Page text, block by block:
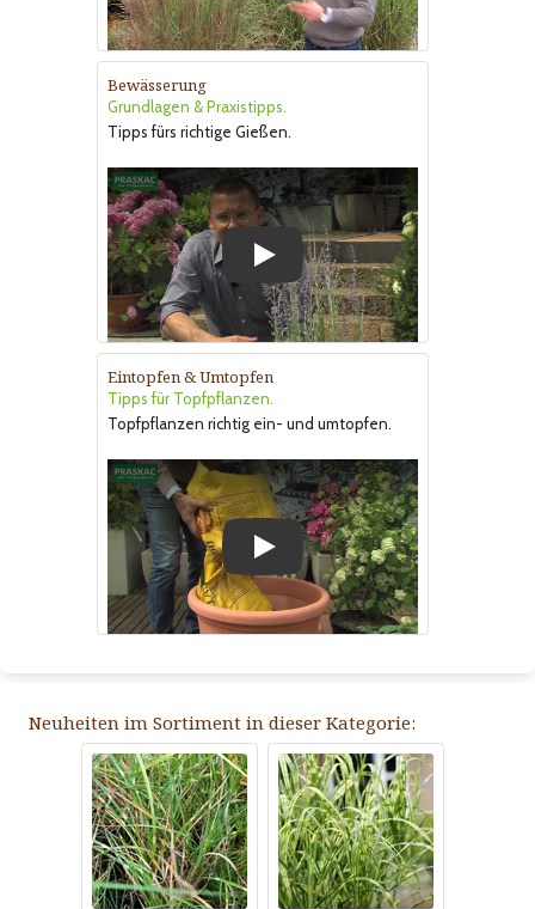
Bewässerung
Grundlagen & Praxistipps.
Tipps fürs richtige Gießen.
Eintopfen & Umtopfen
Tipps für Topfpflanzen.
Topfpflanzen richtig ein- und umtopfen.
Neuheiten im Sortiment in dieser Kategorie: